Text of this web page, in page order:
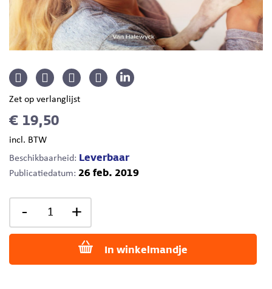
Zet op verlanglijst
€ 19,50
incl. BTW
Beschikbaarheid: Leverbaar
Publicatiedatum: 26 feb. 2019
- +
In winkelmandje